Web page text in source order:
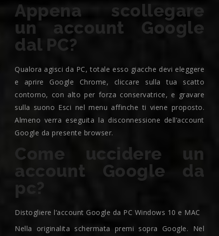
Appena scollegare
un account Google
dal PC?
Qualora agisci da PC, totale esso giacche devi eleggere
e aprire Google Chrome, cliccare sulla tua scatto
contorno, con alto per forza conservatrice, e gravare
sulla suono Esci nel menu affinche ti viene proposto.
Almeno verra eseguita la disconnessione dell’account
Google da presente browser.
Come uccidere un
account Google da
pc?
Distogliere l’account Google da PC Windows 10 e MAC
Nella originalita schermata premi sopra Google. Nel